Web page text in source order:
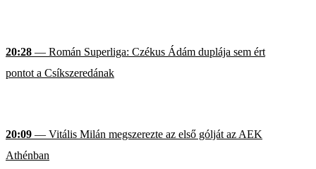
20:28 — Román Superliga: Czékus Ádám duplája sem ért
pontot a Csíkszeredának
20:09 — Vitális Milán megszerezte az első gólját az AEK
Athénban